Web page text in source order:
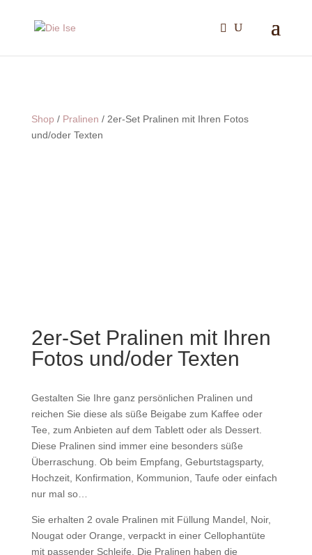
Shop / Pralinen / 2er-Set Pralinen mit Ihren Fotos
und/oder Texten
2er-Set Pralinen mit Ihren
Fotos und/oder Texten
Gestalten Sie Ihre ganz persönlichen Pralinen und
reichen Sie diese als süße Beigabe zum Kaffee oder
Tee, zum Anbieten auf dem Tablett oder als Dessert.
Diese Pralinen sind immer eine besonders süße
Überraschung. Ob beim Empfang, Geburtstagsparty,
Hochzeit, Konfirmation, Kommunion, Taufe oder einfach
nur mal so…
Sie erhalten 2 ovale Pralinen mit Füllung Mandel, Noir,
Nougat oder Orange, verpackt in einer Cellophantüte
mit passender Schleife. Die Pralinen haben die